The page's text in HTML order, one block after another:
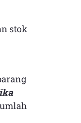
stok